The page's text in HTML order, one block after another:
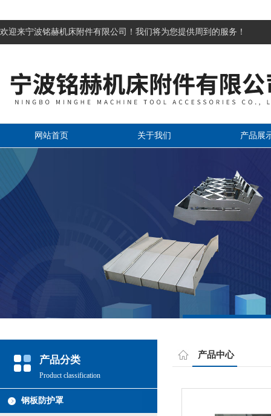
欢迎来宁波铭赫机床附件有限公司！我们将为您提供周到的服务！
网站首页 关于我们 产品展
产品分类
Product classification
钢板防护罩
产品中心